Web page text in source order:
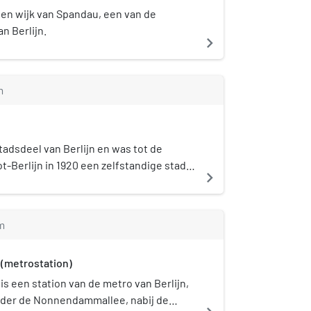
Rainer Rümmler en heeft een
met twee rijen achthoekige
waarop met rode letters de
de voegen en in de vloertegels. Aan
Straße en één aan de Breite
wijk van Spandau, een van de
Berlijn.
navigate_next
van Berlijn en was tot de
Berlijn in 1920 een zelfstandige stad.
en is van oudsher bekend om zijn
navigate_next
(metrostation)
een station van de metro van Berlijn,
de Nonnendammallee, nabij de